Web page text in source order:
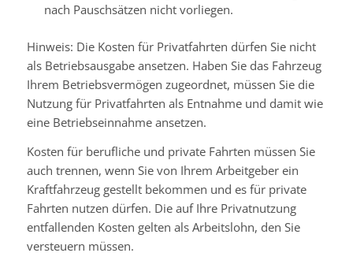
nach Pauschsätzen nicht vorliegen.
Hinweis: Die Kosten für Privatfahrten dürfen Sie nicht
als Betriebsausgabe ansetzen. Haben Sie das Fahrzeug
Ihrem Betriebsvermögen zugeordnet, müssen Sie die
Nutzung für Privatfahrten als Entnahme und damit wie
eine Betriebseinnahme ansetzen.
Kosten für berufliche und private Fahrten müssen Sie
auch trennen, wenn Sie von Ihrem Arbeitgeber ein
Kraftfahrzeug gestellt bekommen und es für private
Fahrten nutzen dürfen. Die auf Ihre Privatnutzung
entfallenden Kosten gelten als Arbeitslohn, den Sie
versteuern müssen.